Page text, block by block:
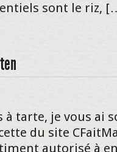
sont le riz,
à tarte, je vous ai
du site
autorisé à